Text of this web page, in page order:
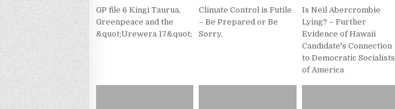
GP file 6 Kingi Taurua,
Greenpeace and the
&quot;Urewera 17&quot;
Climate Control is Futile
– Be Prepared or Be
Sorry.
Is Neil Abercrombie
Lying? – Further
Evidence of Hawaii
Candidate's Connection
to Democratic Socialists
of America